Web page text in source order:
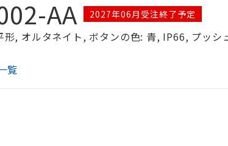
AA 2027年06月受注終了予定
, オルタネイト, ボタンの色: 青, IP66, プッ
覧